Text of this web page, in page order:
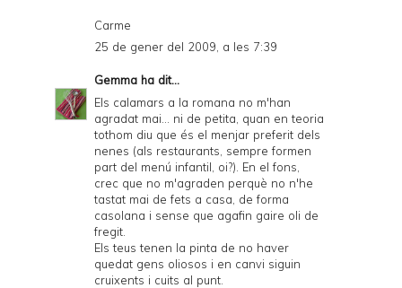
l
y
a
n
d
P
D
F
Carme
25 de gener del 2009, a les 7:39
Gemma ha dit...
Els calamars a la romana no m'han
agradat mai... ni de petita, quan en teoria
tothom diu que és el menjar preferit dels
nenes (als restaurants, sempre formen
part del menú infantil, oi?). En el fons,
crec que no m'agraden perquè no n'he
tastat mai de fets a casa, de forma
casolana i sense que agafin gaire oli de
fregit.
Els teus tenen la pinta de no haver
quedat gens oliosos i en canvi siguin
cruixents i cuits al punt.